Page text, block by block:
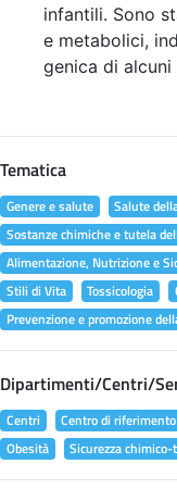
infantili. Sono
e metabolici,
genica di
Tematica
Genere e salute
Salute
Sostanze chimiche e tutela
Alimentazione, Nutrizione e
Stili di Vita
Tossicologia
Prevenzione e promozione
Dipartimenti/Centri/
Centri Centro di
Obesità
Sicurezza